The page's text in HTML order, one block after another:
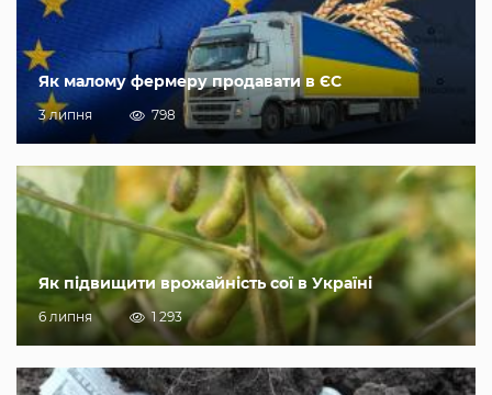
Як малому фермеру продавати в ЄС
3 липня 798
Як підвищити врожайність сої в Україні
6 липня 1 293